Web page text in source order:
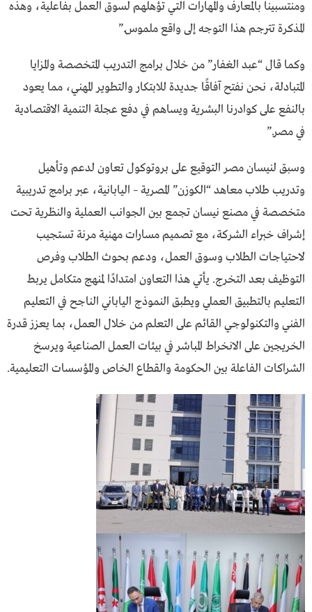
ومنتسبينا بالمعارف والمهارات التي تؤهلهم لسوق العمل بفاعلية، وهذه
المذكرة تترجم هذا التوجه إلى واقع ملموس.”
وكما قال “عبد الغفار” من خلال برامج التدريب المتخصصة والمزايا
المتبادلة، نحن نفتح آفاقًا جديدة للابتكار والتطوير المهني، مما يعود
بالنفع على كوادرنا البشرية ويساهم في دفع عجلة التنمية الاقتصادية
في مصر.”
وسبق لنيسان مصر التوقيع على بروتوكول تعاون لدعم وتأهيل
وتدريب طلاب معاهد “الكوزن” المصرية – اليابانية، عبر برامج تدريبية
متخصصة في مصنع نيسان تجمع بين الجوانب العملية والنظرية تحت
إشراف خبراء الشركة، مع تصميم مسارات مهنية مرنة تستجيب
لاحتياجات الطلاب وسوق العمل، ودعم بحوث الطلاب وفرص
التوظيف بعد التخرج. يأتي هذا التعاون امتدادًا لمنهج متكامل يربط
التعليم بالتطبيق العملي ويطبق النموذج الياباني الناجح في التعليم
الفني والتكنولوجي القائم على التعلم من خلال العمل، بما يعزز قدرة
الخريجين على الانخراط المباشر في بيئات العمل الصناعية ويرسخ
الشراكات الفاعلة بين الحكومة والقطاع الخاص والمؤسسات التعليمية.